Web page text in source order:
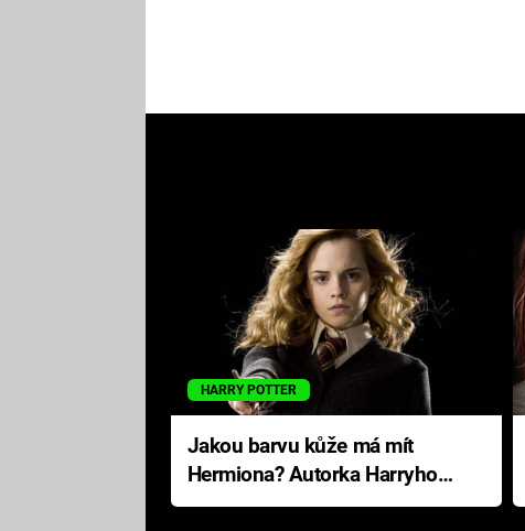
HARRY POTTER
Jakou barvu kůže má mít
Hermiona? Autorka Harryho
Pottera přišla s ráznou